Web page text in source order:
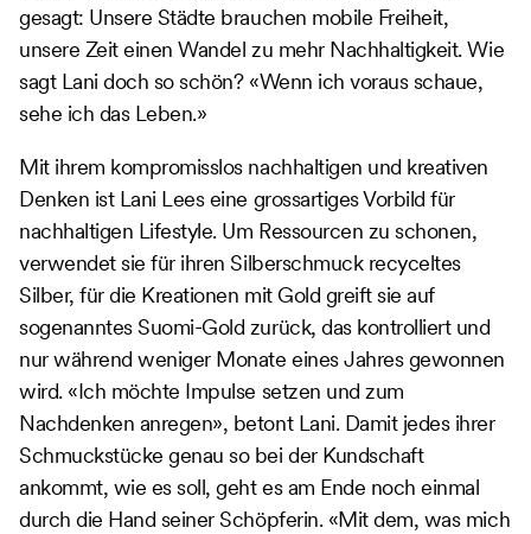
gesagt: Unsere Städte brauchen mobile Freiheit,
unsere Zeit einen Wandel zu mehr Nachhaltigkeit. Wie
sagt Lani doch so schön? «Wenn ich voraus schaue,
sehe ich das Leben.»
Mit ihrem kompromisslos nachhaltigen und kreativen
Denken ist Lani Lees eine grossartiges Vorbild für
nachhaltigen Lifestyle. Um Ressourcen zu schonen,
verwendet sie für ihren Silberschmuck recyceltes
Silber, für die Kreationen mit Gold greift sie auf
sogenanntes Suomi-Gold zurück, das kontrolliert und
nur während weniger Monate eines Jahres gewonnen
wird. «Ich möchte Impulse setzen und zum
Nachdenken anregen», betont Lani. Damit jedes ihrer
Schmuckstücke genau so bei der Kundschaft
ankommt, wie es soll, geht es am Ende noch einmal
durch die Hand seiner Schöpferin. «Mit dem, was mich